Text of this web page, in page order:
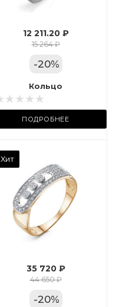
12 211.20 ₽
15 264 ₽
-20%
Кольцо
ПОДРОБНЕЕ
Хит
35 720 ₽
44 650 ₽
-20%